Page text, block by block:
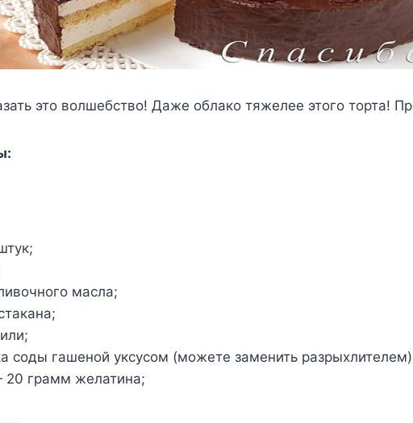
это волшебство! Даже облако тяжелее этого торта!
масла;
соды гашеной уксусом (можете заменить
грамм желатина;